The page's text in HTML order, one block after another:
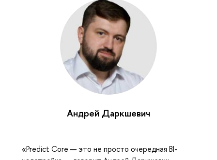
Андрей Даркшевич
«Predict Core — это не просто очередная BI-